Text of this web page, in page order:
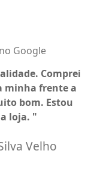
Google
Comprei
minha frente a
bom. Estou
loja.
Velho